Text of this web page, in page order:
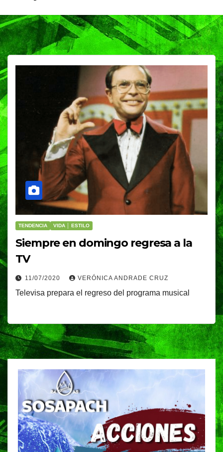
TENDENCIA VIDA │ ESTILO
Siempre en domingo regresa a la
TV
11/07/2020 VERÓNICA ANDRADE CRUZ
Televisa prepara el regreso del programa musical